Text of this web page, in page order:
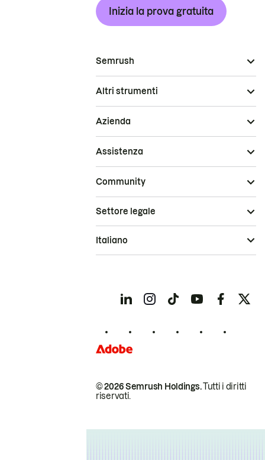
Inizia la prova gratuita
Semrush
Altri strumenti
Azienda
Assistenza
Community
© 2026 Semrush Holdings.Tutti i diritti
riservati.
Settore legale
Italiano